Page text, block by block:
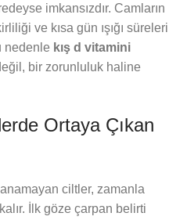
imkansızdır. Camların
ve kısa gün ışığı süreleri
nedenle kış d vitamini
bir zorunluluk haline
Ortaya Çıkan
ciltler, zamanla
İlk göze çarpan belirti